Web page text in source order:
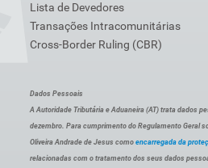
Lista de Devedores
Transações Intracomunitárias
Cross-Border Ruling (CBR)
Dados Pessoais
A Autoridade Tributária e Aduaneira (AT) trata dados
dezembro. Para cumprimento do Regulamento Geral
Oliveira Andrade de Jesus como encarregada da
relacionadas com o tratamento dos seus dados